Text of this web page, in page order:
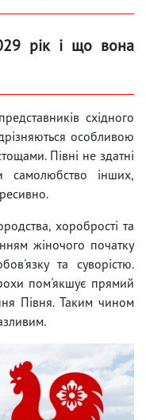
рік і що вона
східного
особливою
Півні не здатні
самолюбство інших,
хоробрості та
жіночого початку
та суворістю.
пом'якшує прямий
Півня. Таким чином